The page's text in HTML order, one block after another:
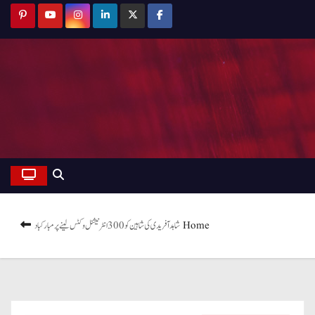
Homeشاہد آفریدی کی شاہین کو 300 انٹرنیشنل وکٹس لینے پر مبارکباد